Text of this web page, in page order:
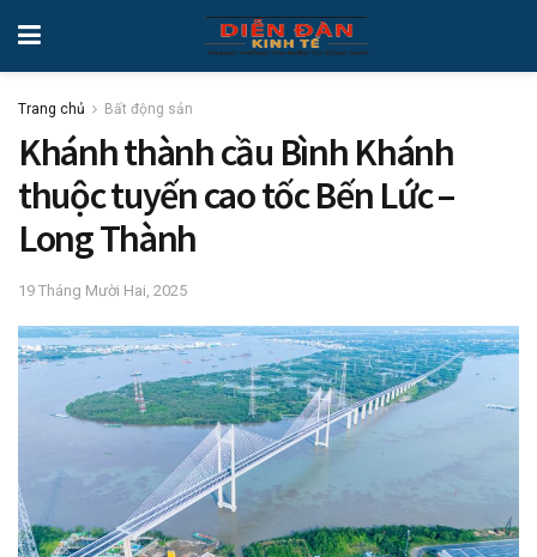
Trang chủ Bất động sản
Khánh thành cầu Bình Khánh
thuộc tuyến cao tốc Bến Lức –
Long Thành
19 Tháng Mười Hai, 2025